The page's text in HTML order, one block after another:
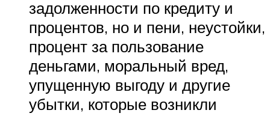
задолженности по кредиту и
процентов, но и пени, неустойки,
процент за пользование
деньгами, моральный вред,
упущенную выгоду и другие
убытки, которые возникли